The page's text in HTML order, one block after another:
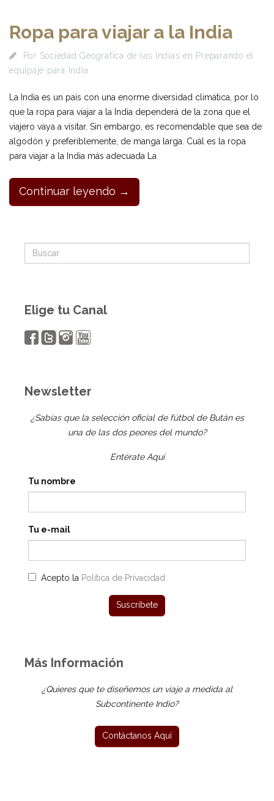
Ropa para viajar a la India
Por Sociedad Geográfica de las Indias en Preparando el
equipaje para India
La India es un país con una enorme diversidad climática, por lo
que la ropa para viajar a la India dependerá de la zona que el
viajero vaya a visitar. Sin embargo, es recomendable que sea de
algodón y preferiblemente, de manga larga. Cuál es la ropa
para viajar a la India más adecuada La
Continuar leyendo →
Elige tu Canal
Newsletter
¿Sabías que la selección oficial de fútbol de Bután es
una de las dos peores del mundo?
Entérate Aquí
Tu nombre
Tu e-mail
Acepto la Política de Privacidad
Más Información
¿Quieres que te diseñemos un viaje a medida al
Subcontinente Indio?